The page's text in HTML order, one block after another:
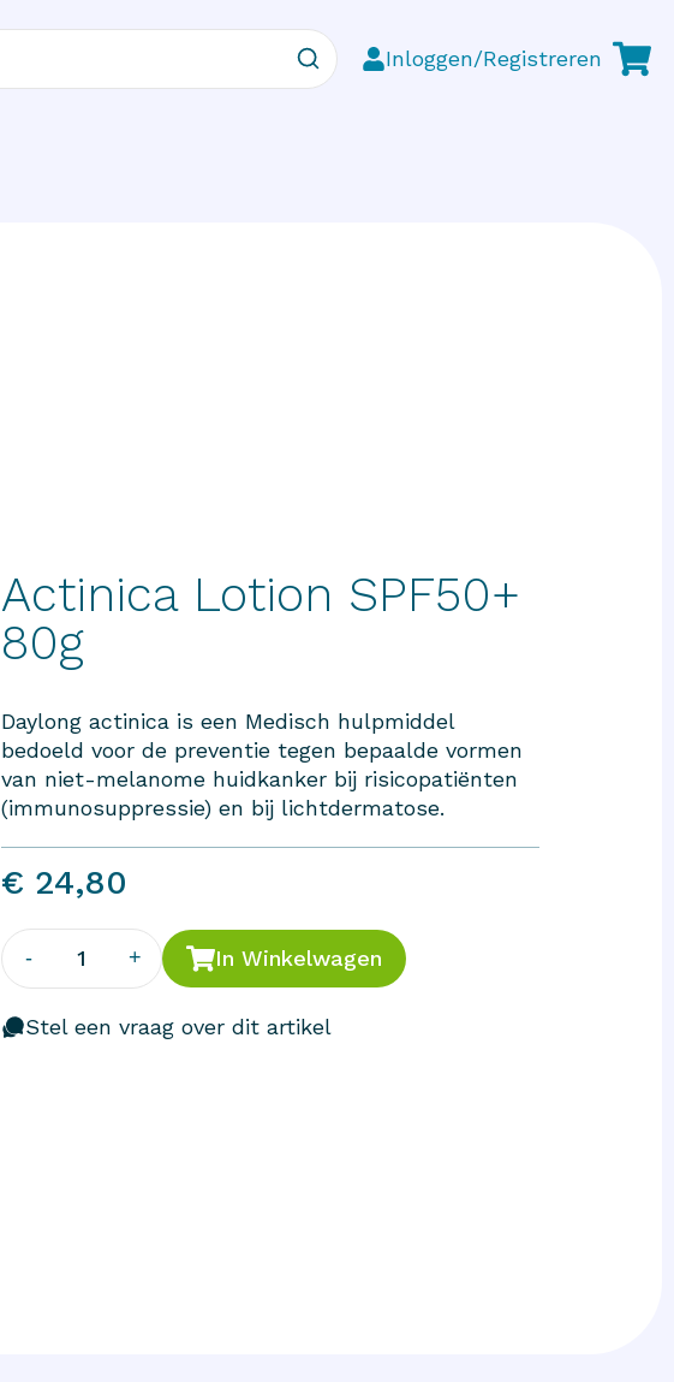
Inloggen/Registreren
Actinica Lotion SPF50+
80g
Daylong actinica is een Medisch hulpmiddel
bedoeld voor de preventie tegen bepaalde vormen
van niet-melanome huidkanker bij risicopatiënten
(immunosuppressie) en bij lichtdermatose.
€ 24,80
- 1 + In Winkelwagen
Stel een vraag over dit artikel